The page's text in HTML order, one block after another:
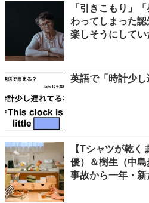
「引きこもり」
わってしまった
楽しそうにして
英語で「時計少
【Tシャツが乾くまで 第5話】咲
優）＆樹生（中
事故から一年・